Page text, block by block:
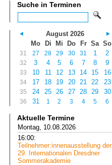
Suche in Terminen
August 2026
Mo
Di Mi Do Fr Sa So
31 27 28 29 30 31 1 2
32 3 4 5 6 7 8 9
33 10 11 12 13 14 15 16
34 17 18 19 20 21 22 23
35 24 25 26 27 28 29 30
36 31 1 2 3 4 5 6
Aktuelle Termine
Montag, 10.08.2026
16:00:
Teilnehmer:innenausstellung der
29. Internationalen Dresdner
Sommerakademie